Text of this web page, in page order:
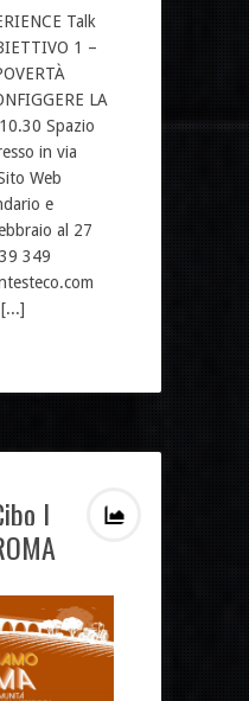
Talk
1 –
LA
Spazio
in via
Web
e
al 27
349
|